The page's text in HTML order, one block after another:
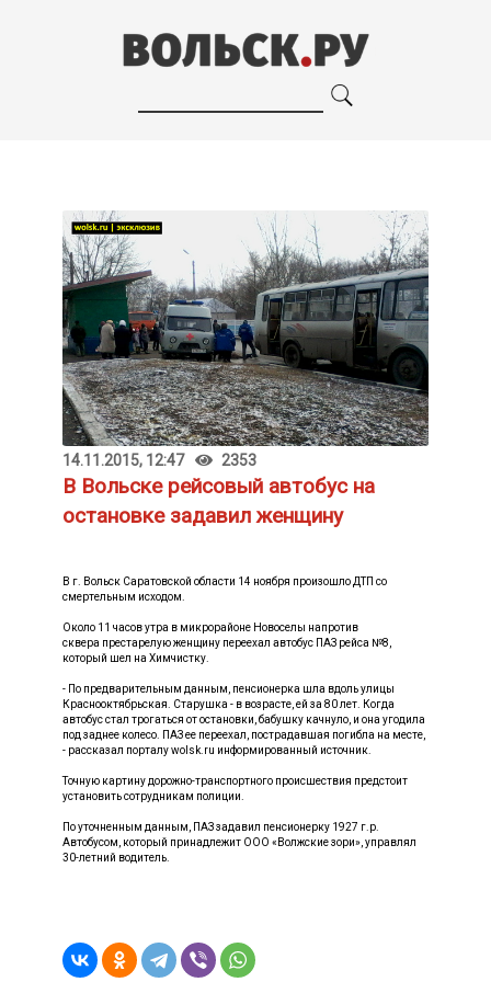
14.11.2015, 12:47 2353
В Вольске рейсовый автобус на
остановке задавил женщину
В г. Вольск Саратовской области 14 ноября произошло ДТП со
смертельным исходом.
Около 11 часов утра в микрорайоне Новоселы напротив
сквера престарелую женщину переехал автобус ПАЗ рейса №8,
который шел на Химчистку.
- По предварительным данным, пенсионерка шла вдоль улицы
Краснооктябрьская. Старушка - в возрасте, ей за 80 лет. Когда
автобус стал трогаться от остановки, бабушку качнуло, и она угодила
под заднее колесо. ПАЗ ее переехал, пострадавшая погибла на месте,
- рассказал порталу wolsk.ru информированный источник.
Точную картину дорожно-транспортного происшествия предстоит
установить сотрудникам полиции.
По уточненным данным, ПАЗ задавил пенсионерку 1927 г.р.
Автобусом, который принадлежит ООО «Волжские зори», управлял
30-летний водитель.